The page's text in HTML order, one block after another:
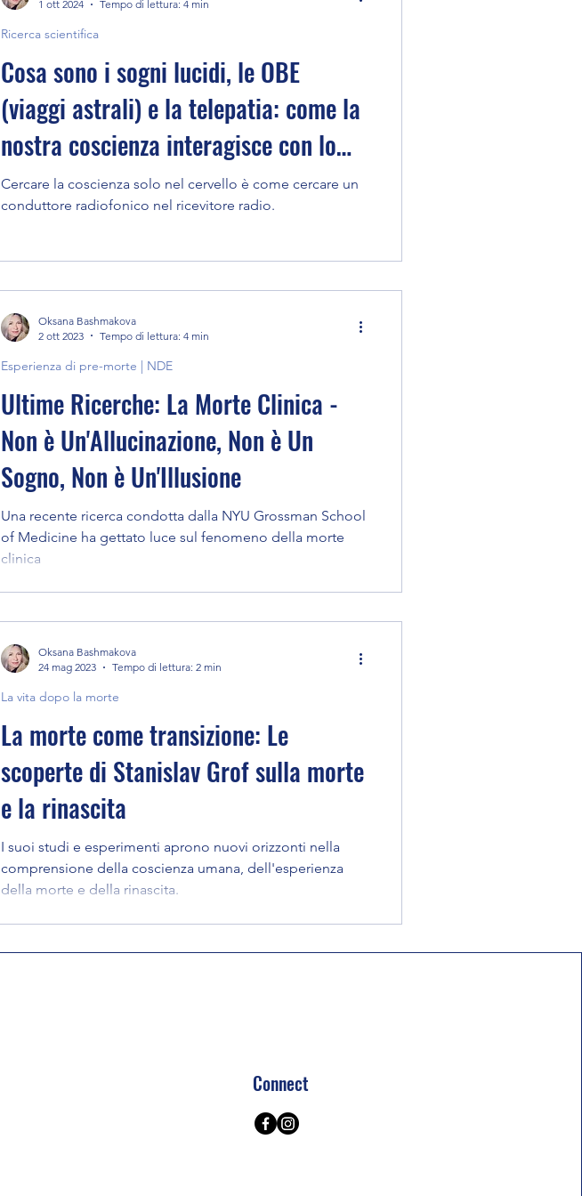
Cosa sono i sogni lucidi, le OBE
(viaggi astrali) e la telepatia: come la
nostra coscienza interagisce con lo
spazio metafisico
Cercare la coscienza solo nel cervello è come cercare un
conduttore radiofonico nel ricevitore radio.
Ricerca scientifica
1 ott 2024
Tempo di lettura: 4 min
Ultime Ricerche: La Morte Clinica -
Non è Un'Allucinazione, Non è Un
Sogno, Non è Un'Illusione
Una recente ricerca condotta dalla NYU Grossman School
of Medicine ha gettato luce sul fenomeno della morte
clinica
Esperienza di pre-morte | NDE
Oksana Bashmakova
2 ott 2023
Tempo di lettura: 4 min
La morte come transizione: Le
scoperte di Stanislav Grof sulla morte
e la rinascita
I suoi studi e esperimenti aprono nuovi orizzonti nella
comprensione della coscienza umana, dell'esperienza
della morte e della rinascita.
La vita dopo la morte
Oksana Bashmakova
24 mag 2023
Tempo di lettura: 2 min
Connect